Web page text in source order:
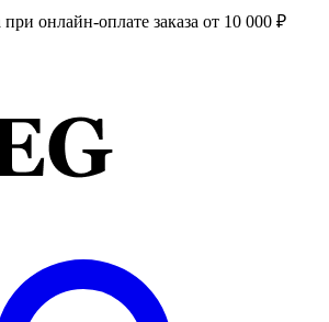
при онлайн-оплате заказа от 10 000 ₽